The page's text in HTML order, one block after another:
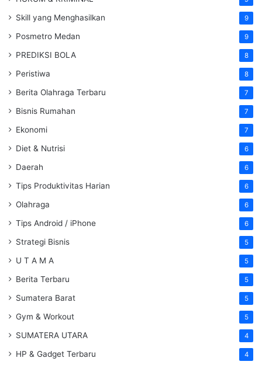
Skill yang Menghasilkan 9
Posmetro Medan 9
PREDIKSI BOLA 8
Peristiwa 8
Berita Olahraga Terbaru 7
Bisnis Rumahan 7
Ekonomi 7
Diet & Nutrisi 6
Daerah 6
Tips Produktivitas Harian 6
Olahraga 6
Tips Android / iPhone 6
Strategi Bisnis 5
U T A M A 5
Berita Terbaru 5
Sumatera Barat 5
Gym & Workout 5
SUMATERA UTARA 4
HP & Gadget Terbaru 4